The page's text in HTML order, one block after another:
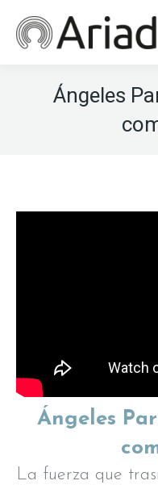
Ángeles
Ángeles
La fuerza que